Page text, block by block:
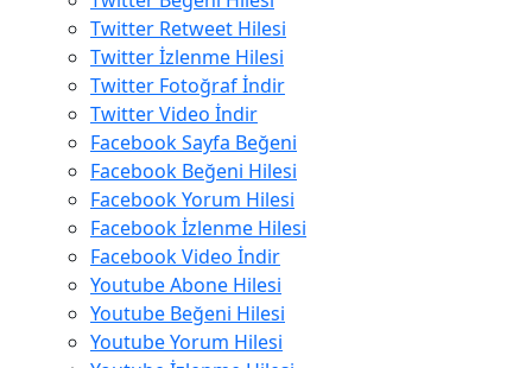
Twitter Retweet Hilesi
Twitter İzlenme Hilesi
Twitter Fotoğraf İndir
Twitter Video İndir
Facebook Sayfa Beğeni
Facebook Beğeni Hilesi
Facebook Yorum Hilesi
Facebook İzlenme Hilesi
Facebook Video İndir
Youtube Abone Hilesi
Youtube Beğeni Hilesi
Youtube Yorum Hilesi